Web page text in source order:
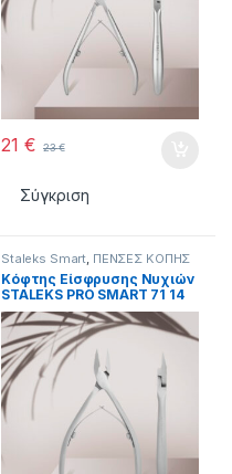
21 € 23€
Σύγκριση
Staleks Smart, ΠΕΝΣΕΣ KOΠΗΣ
Κόφτης Είσφρυσης Νυχιών
STALEKS PRO SMART 71 14
mm